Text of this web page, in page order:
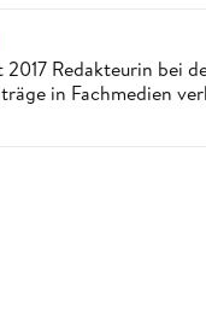
2017 Redakteurin bei
in Fachmedien